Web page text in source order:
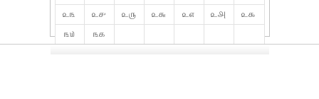
௨௩
௨௪ ௨௫ ௨௬ ௨௭ ௨௮
௨௯
௩௰
௩௧